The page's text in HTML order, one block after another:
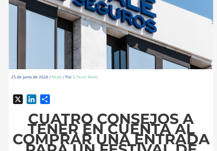
25 de junio de 2026/Reale / PorS. Fecor News
n
k
e
d
m
p
a
r
CUATRO CONSEJOS A
TENER EN CUENTA AL
COMPRAR UNA ENTRADA